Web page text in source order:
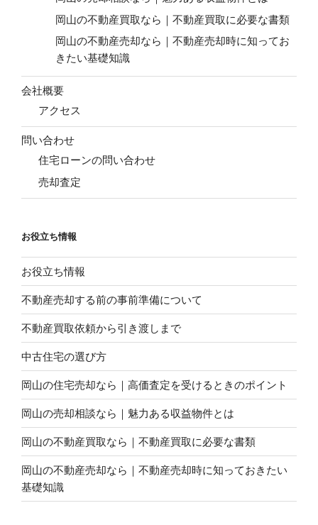
岡山の不動産買取なら｜不動産買取に必要な書類
岡山の不動産売却なら｜不動産売却時に知ってお
きたい基礎知識
会社概要
アクセス
問い合わせ
住宅ローンの問い合わせ
売却査定
お役立ち情報
お役立ち情報
不動産売却する前の事前準備について
不動産買取依頼から引き渡しまで
中古住宅の選び方
岡山の住宅売却なら｜高価査定を受けるときのポイント
岡山の売却相談なら｜魅力ある収益物件とは
岡山の不動産買取なら｜不動産買取に必要な書類
岡山の不動産売却なら｜不動産売却時に知っておきたい
基礎知識